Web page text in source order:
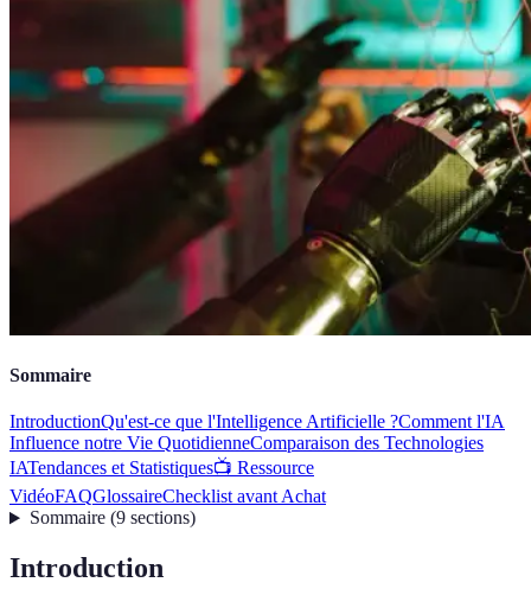
Sommaire
IntroductionQu'est-ce que l'Intelligence Artificielle ?Comment l'IA
Influence notre Vie QuotidienneComparaison des Technologies
IATendances et Statistiques📺 Ressource
VidéoFAQGlossaireChecklist avant Achat
Sommaire(9 sections)
Introduction